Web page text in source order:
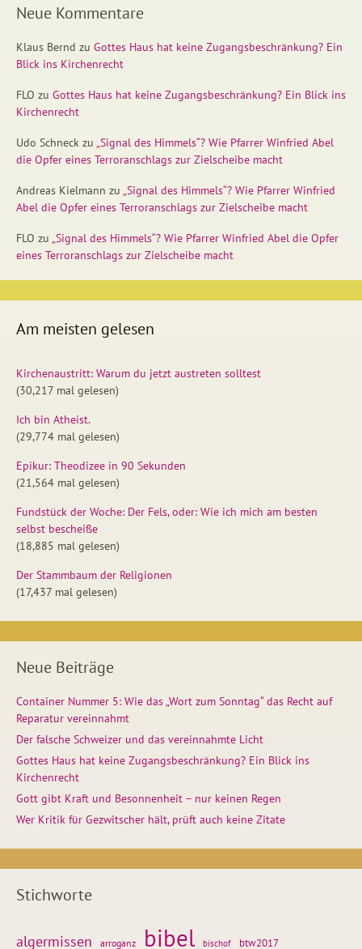
Neue Kommentare
Klaus Bernd zu Gottes Haus hat keine Zugangsbeschränkung? Ein
Blick ins Kirchenrecht
FLO zu Gottes Haus hat keine Zugangsbeschränkung? Ein Blick ins
Kirchenrecht
Udo Schneck zu „Signal des Himmels“? Wie Pfarrer Winfried Abel
die Opfer eines Terroranschlags zur Zielscheibe macht
Andreas Kielmann zu „Signal des Himmels“? Wie Pfarrer Winfried
Abel die Opfer eines Terroranschlags zur Zielscheibe macht
FLO zu „Signal des Himmels“? Wie Pfarrer Winfried Abel die Opfer
eines Terroranschlags zur Zielscheibe macht
Am meisten gelesen
Kirchenaustritt: Warum du jetzt austreten solltest
(30,217 mal gelesen)
Ich bin Atheist.
(29,774 mal gelesen)
Epikur: Theodizee in 90 Sekunden
(21,564 mal gelesen)
Fundstück der Woche: Der Fels, oder: Wie ich mich am besten
selbst bescheiße
(18,885 mal gelesen)
Der Stammbaum der Religionen
(17,437 mal gelesen)
Neue Beiträge
Container Nummer 5: Wie das „Wort zum Sonntag“ das Recht auf
Reparatur vereinnahmt
Der falsche Schweizer und das vereinnahmte Licht
Gottes Haus hat keine Zugangsbeschränkung? Ein Blick ins
Kirchenrecht
Gott gibt Kraft und Besonnenheit – nur keinen Regen
Wer Kritik für Gezwitscher hält, prüft auch keine Zitate
Stichworte
algermissen arroganz bibel bischof btw2017